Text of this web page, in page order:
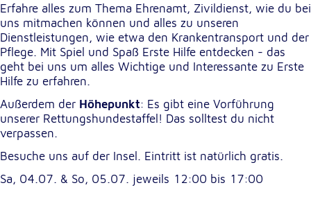
Erfahre alles zum Thema Ehrenamt, Zivildienst, wie du bei
uns mitmachen können und alles zu unseren
Dienstleistungen, wie etwa den Krankentransport und der
Pflege. Mit Spiel und Spaß Erste Hilfe entdecken - das
geht bei uns um alles Wichtige und Interessante zu Erste
Hilfe zu erfahren.
Außerdem der Höhepunkt: Es gibt eine Vorführung
unserer Rettungshundestaffel! Das solltest du nicht
verpassen.
Besuche uns auf der Insel. Eintritt ist natürlich gratis.
Sa, 04.07. & So, 05.07. jeweils 12:00 bis 17:00
Google LLC
Zweck:
Erhebung von Statistiken zur Website-Nutzung
Cookie Laufzeit:
Google Tag Manager
Google LLC